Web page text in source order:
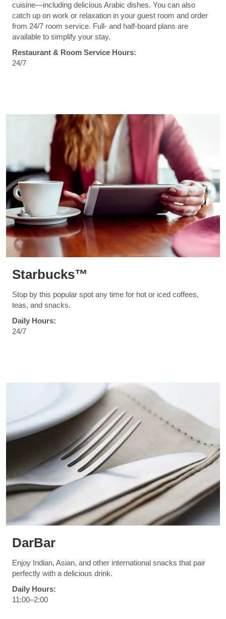
cuisine—including delicious Arabic dishes. You can also
catch up on work or relaxation in your guest room and order
from 24/7 room service. Full- and half-board plans are
available to simplify your stay.
Restaurant & Room Service Hours:
24/7
Starbucks™
Stop by this popular spot any time for hot or iced coffees,
teas, and snacks.
Daily Hours:
24/7
DarBar
Enjoy Indian, Asian, and other international snacks that pair
perfectly with a delicious drink.
Daily Hours:
11:00–2:00